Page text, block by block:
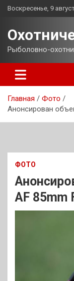
Перейти
Воскресенье, 9
Рыболовно-
Главная
Фото
Анонсирован
ФОТО
AF 85mm